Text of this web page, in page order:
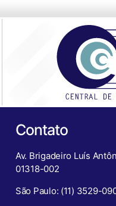
Contato
Av. Brigadeiro Luís
01318-002
São Paulo: (11) 3529-